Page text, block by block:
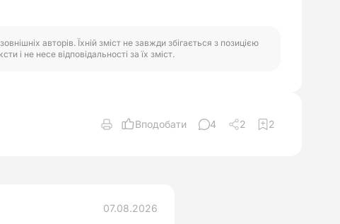
авторів. Їхній зміст не завжди збігається з позицією
і не несе відповідальності за їх зміст.
Вподобати 4 2 2
07.08.2026